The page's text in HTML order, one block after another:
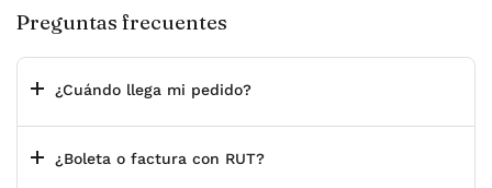
Preguntas frecuentes
¿Cuándo llega mi pedido?
¿Boleta o factura con RUT?